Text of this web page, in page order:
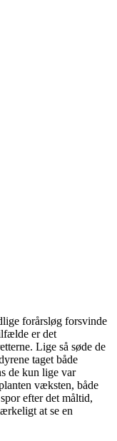
forårsløg forsvinde
er det
Lige så søde de
taget både
de kun lige var
væksten, både
efter det måltid,
at se en